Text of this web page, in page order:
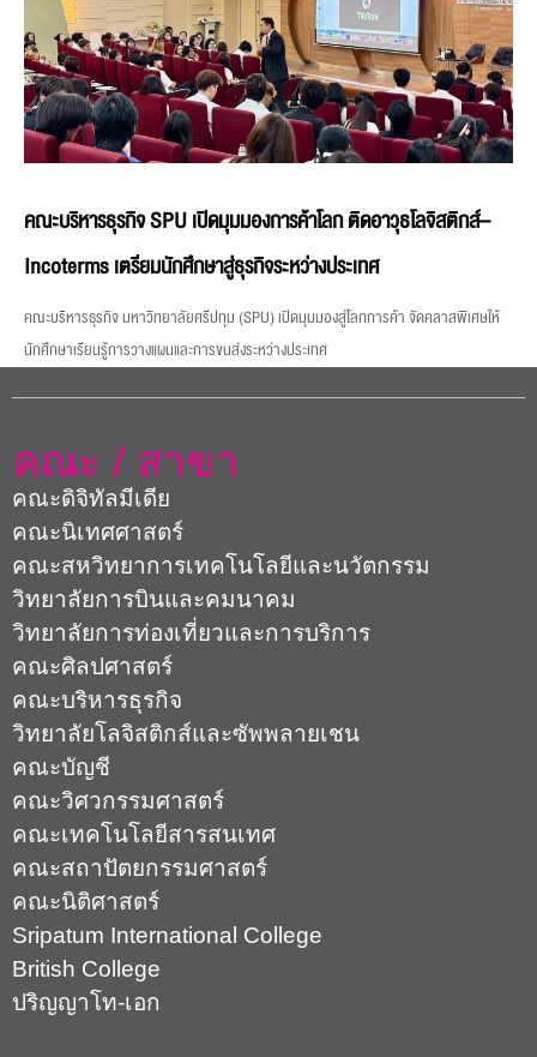
คณะบริหารธุรกิจ SPU เปิดมุมมองการค้าโลก ติดอาวุธโลจิสติกส์–
Incoterms เตรียมนักศึกษาสู่ธุรกิจระหว่างประเทศ
คณะบริหารธุรกิจ มหาวิทยาลัยศรีปทุม (SPU) เปิดมุมมองสู่โลกการค้า จัดคลาสพิเศษให้
นักศึกษาเรียนรู้การวางแผนและการขนส่งระหว่างประเทศ
คณะ / สาขา
คณะดิจิทัลมีเดีย
คณะนิเทศศาสตร์
คณะสหวิทยาการเทคโนโลยีและนวัตกรรม
วิทยาลัยการบินและคมนาคม
วิทยาลัยการท่องเที่ยวและการบริการ
คณะศิลปศาสตร์
คณะบริหารธุรกิจ
วิทยาลัยโลจิสติกส์และซัพพลายเชน
คณะบัญชี
คณะวิศวกรรมศาสตร์
คณะเทคโนโลยีสารสนเทศ
คณะสถาปัตยกรรมศาสตร์
คณะนิติศาสตร์
Sripatum International College
British College
ปริญญาโท-เอก